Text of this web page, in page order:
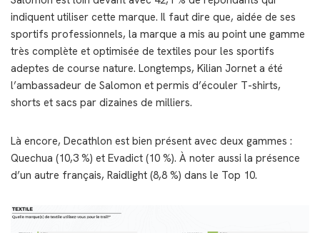
indiquent utiliser cette marque. Il faut dire que, aidée de ses
sportifs professionnels, la marque a mis au point une gamme
très complète et optimisée de textiles pour les sportifs
adeptes de course nature. Longtemps, Kilian Jornet a été
l’ambassadeur de Salomon et permis d’écouler T-shirts,
shorts et sacs par dizaines de milliers.
Là encore, Decathlon est bien présent avec deux gammes :
Quechua (10,3 %) et Evadict (10 %). À noter aussi la présence
d’un autre français, Raidlight (8,8 %) dans le Top 10.